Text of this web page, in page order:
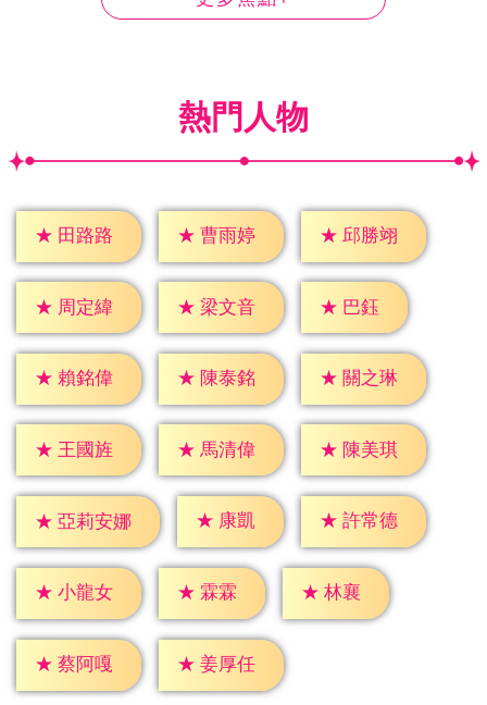
熱門人物
★ 田路路 ★ 曹雨婷 ★ 邱勝翊
★ 周定緯 ★ 梁文音 ★ 巴鈺
★ 賴銘偉 ★ 陳泰銘 ★ 關之琳
★ 王國旌 ★ 馬清偉 ★ 陳美琪
★ 亞莉安娜 ★ 康凱 ★ 許常德
★ 小龍女 ★ 霖霖 ★ 林襄
★ 蔡阿嘎 ★ 姜厚任